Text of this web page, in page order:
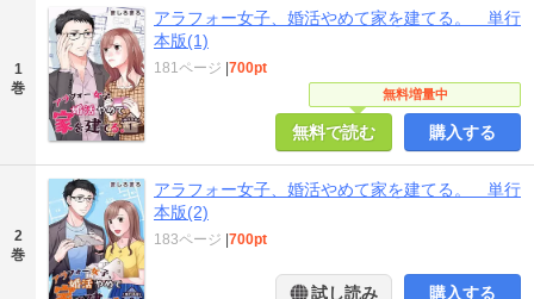
1
巻
アラフォー女子、婚活やめて家を建てる。 単行
本版(1)
無料増量中
181ページ |700pt
無料で読む 購入する
2
巻
アラフォー女子、婚活やめて家を建てる。 単行
本版(2)
183ページ |700pt
試し読み 購入する